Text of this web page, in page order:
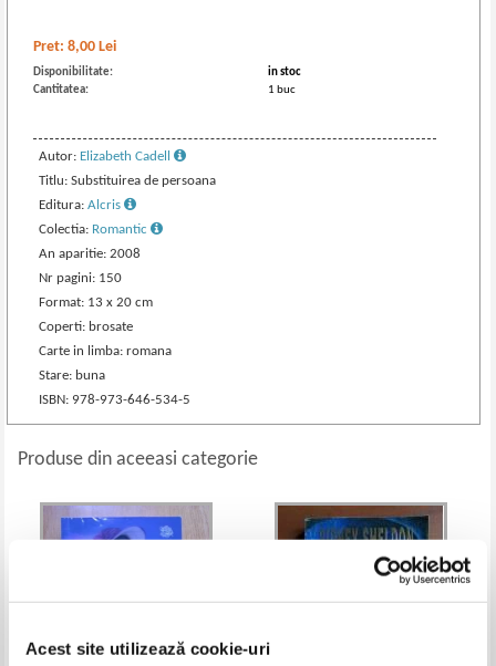
Acest site utilizează cookie-uri
Pret:8,00 Lei
Disponibilitate:
in stoc
Cantitatea:
1 buc
Autor: Elizabeth Cadell
Titlu: Substituirea de persoana
Editura:Alcris
Colectia: Romantic
An aparitie: 2008
Nr pagini: 150
Format: 13 x 20 cm
Coperti: brosate
Carte in limba: romana
Stare: buna
ISBN: 978-973-646-534-5
Produse din aceeasi categorie